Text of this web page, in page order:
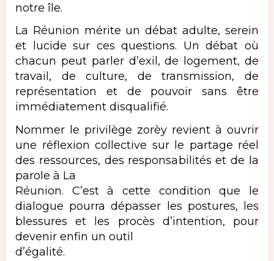
notre île.
La Réunion mérite un débat adulte, serein
et lucide sur ces questions. Un débat où
chacun peut parler d’exil, de logement, de
travail, de culture, de transmission, de
représentation et de pouvoir sans être
immédiatement disqualifié.
Nommer le privilège zorèy revient à ouvrir
une réflexion collective sur le partage réel
des ressources, des responsabilités et de la
parole à La
Réunion. C’est à cette condition que le
dialogue pourra dépasser les postures, les
blessures et les procès d’intention, pour
devenir enfin un outil
d’égalité.